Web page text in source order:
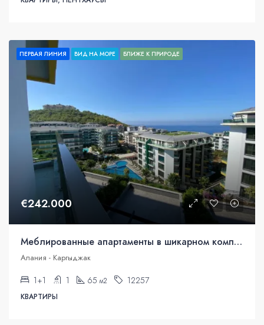
ПЕРВАЯ ЛИНИЯ ВИД НА МОРЕ БЛИЖЕ К ПРИРОДЕ
€242.000
Меблированные апартаменты в шикарном комплексе с инфраструктурой 5* отеля
Алания - Каргыджак
1+1 1 65 м2 12257
КВАРТИРЫ